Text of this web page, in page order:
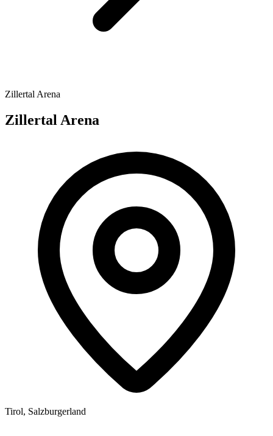
Zillertal Arena
Zillertal Arena
Tirol, Salzburgerland